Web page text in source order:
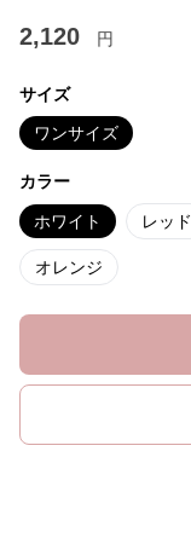
2,120 円
サイズ
ワンサイズ
カラー
ホワイト レッド
オレンジ